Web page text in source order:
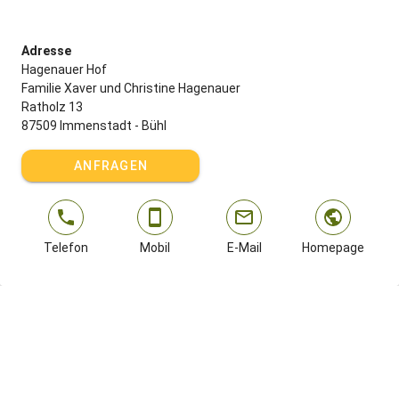
Winter im Oberallgäu: auch bei uns halten sie nicht immer, was sie
einst versprachen. Doch wenn richtig Schnee liegt, ist es doppelt
schön. Dann steigen Langläufer direkt hinter dem Hof in die Loipe
ein und alpine Skifahrer haben zur Hündlebahn bei Oberstaufen nur
acht Minuten mit dem Auto. Größere Skigebiete wie Steibis oder
Ofterschwang sind ebenfalls schnell erreicht. Und wenn der
Schnee ausbleibt? Locken Wanderwege und eine großartige Natur
zu ausgiebigen Spaziergängen. Und anschließend das Aquaria
Erlebnisbades mit toller Sauna und Massagen bei Oberstaufen
oder das Wonnemar in Sonthofen.
Adresse
Hagenauer Hof
Familie Xaver und Christine Hagenauer
Ratholz 13
87509 Immenstadt - Bühl
ANFRAGEN
Telefon Mobil E-Mail Homepage